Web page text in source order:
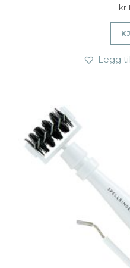
kr
Legg